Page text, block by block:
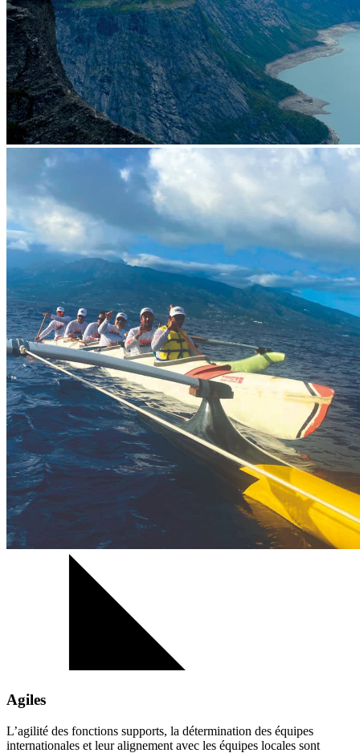
Agiles
L’agilité des fonctions supports, la détermination des équipes
internationales et leur alignement avec les équipes locales sont